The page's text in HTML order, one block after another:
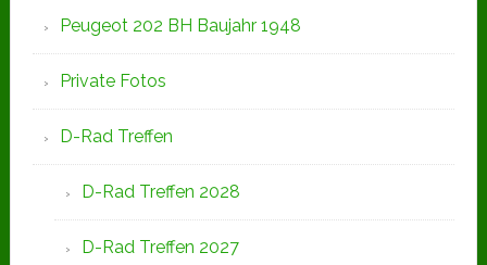
Peugeot 202 BH Baujahr 1948
Private Fotos
D-Rad Treffen
D-Rad Treffen 2028
D-Rad Treffen 2027